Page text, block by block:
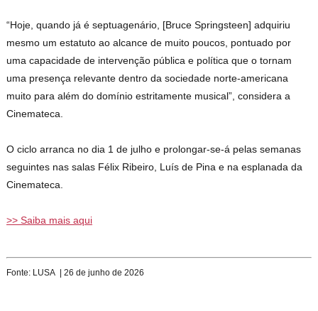
“Hoje, quando já é septuagenário, [Bruce Springsteen] adquiriu
mesmo um estatuto ao alcance de muito poucos, pontuado por
uma capacidade de intervenção pública e política que o tornam
uma presença relevante dentro da sociedade norte-americana
muito para além do domínio estritamente musical”, considera a
Cinemateca.
O ciclo arranca no dia 1 de julho e prolongar-se-á pelas semanas
seguintes nas salas Félix Ribeiro, Luís de Pina e na esplanada da
Cinemateca.
>> Saiba mais aqui
Fonte: LUSA | 26 de junho de 2026